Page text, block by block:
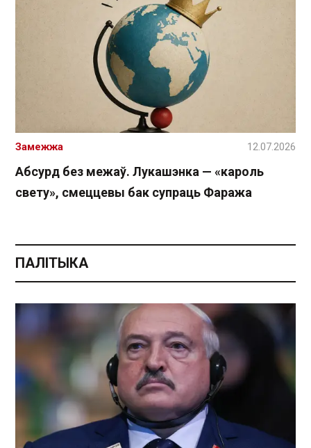
Абсурд без межаў. Лукашэнка — «кароль
свету», смеццевы бак супраць Фаража
Замежжа 12.07.2026
ПАЛІТЫКА